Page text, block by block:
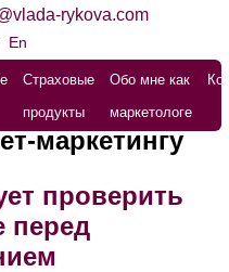
rykova.com
En
Страховые
продукты
Обо мне как
маркетологе
маркетингу
проверить
перед